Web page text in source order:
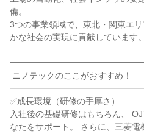
備。
3つの事業領域で、東北・関東エ
かな社会の実現に貢献しています。
✅成長環境（研修の手厚さ）
入社後の基礎研修はもちろん、
なたをサポート。 さらに、三菱